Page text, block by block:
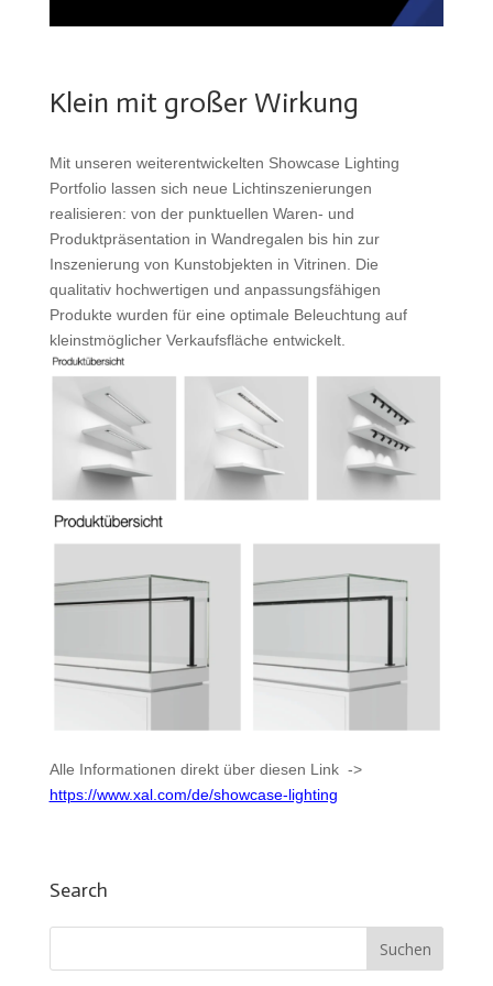
Klein mit großer Wirkung
Mit unseren weiterentwickelten Showcase Lighting
Portfolio lassen sich neue Lichtinszenierungen
realisieren: von der punktuellen Waren- und
Produktpräsentation in Wandregalen bis hin zur
Inszenierung von Kunstobjekten in Vitrinen. Die
qualitativ hochwertigen und anpassungsfähigen
Produkte wurden für eine optimale Beleuchtung auf
kleinstmöglicher Verkaufsfläche entwickelt.
Alle Informationen direkt über diesen Link ->
https://www.xal.com/de/showcase-lighting
Search